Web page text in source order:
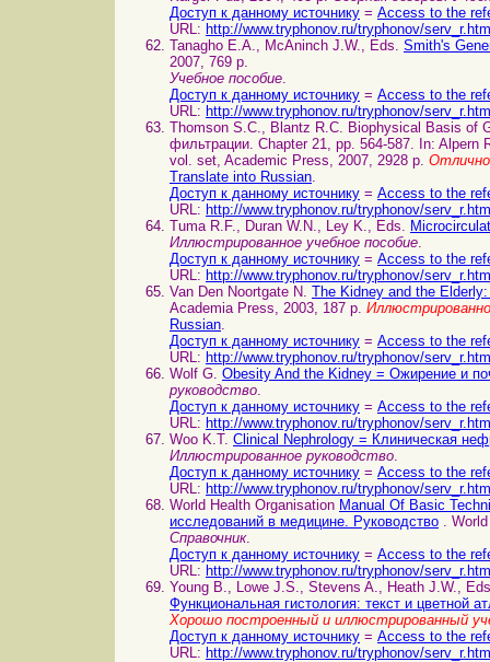
Доступ к данному источнику = Access to the
URL: http://www.tryphonov.ru/tryphonov/
Tanagho E.A., McAninch J.W., Eds. Smith's
2007, 769 p.
Учебное пособие.
Доступ к данному источнику = Access to the
URL: http://www.tryphonov.ru/tryphonov/
Thomson S.C., Blantz R.C. Biophysical Basis of
фильтрации. Chapter 21, pp. 564-587. In:
vol. set, Academic Press, 2007, 2928 p.
Translate into Russian.
Доступ к данному источнику = Access to the
URL: http://www.tryphonov.ru/tryphonov/
Tuma R.F., Duran W.N., Ley K., Eds.
Иллюстрированное учебное пособие.
Доступ к данному источнику = Access to the
URL: http://www.tryphonov.ru/tryphonov/
Van Den Noortgate N. The Kidney and the
Academia Press, 2003, 187 p.
Russian.
Доступ к данному источнику = Access to the
URL: http://www.tryphonov.ru/tryphonov/
Wolf G. Obesity And the Kidney = Ожирение и
руководство.
Доступ к данному источнику = Access to the
URL: http://www.tryphonov.ru/tryphonov/
Woo K.T. Clinical Nephrology = Клиническая
Иллюстрированное руководство.
Доступ к данному источнику = Access to the
URL: http://www.tryphonov.ru/tryphonov/
World Health Organisation Manual Of Basic
исследований в медицине. Руководство .
Справочник.
Доступ к данному источнику = Access to the
URL: http://www.tryphonov.ru/tryphonov/
Young B., Lowe J.S., Stevens A., Heath J.W.,
Функциональная гистология: текст и цветной
Хорошо построенный и иллюстрированный
Доступ к данному источнику = Access to the
URL: http://www.tryphonov.ru/tryphonov/